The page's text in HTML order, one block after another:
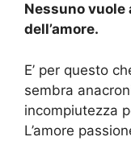
Nessuno
dell’amore.
E’ per questo
sembra
incompiutezza
L’amore